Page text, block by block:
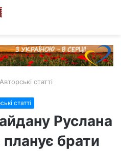
Авторські статті
статті
Руслана
брати